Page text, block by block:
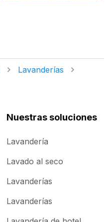
Lavanderías
Nuestras soluciones
Lavandería
Lavado al seco
Lavanderías
Lavanderías